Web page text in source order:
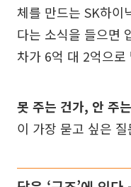
체를 만드는 SK하이
다는 소식을 들으면
차가 6억 대 2억으로
못 주는 건가, 안 주
이 가장 묻고 싶은